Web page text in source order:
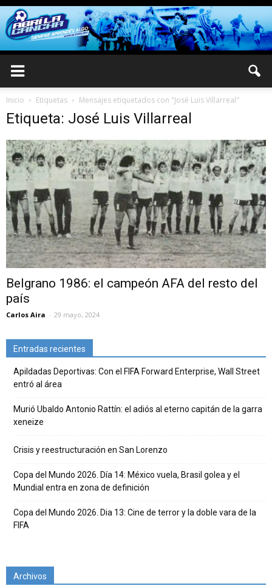
Inicio Etiquetas Mensajes etiquetados con "José Luis Villarreal"
Etiqueta: José Luis Villarreal
Belgrano 1986: el campeón AFA del resto del
país
Carlos Aira - 29 mayo, 2024
Entradas recientes
Apildadas Deportivas: Con el FIFA Forward Enterprise, Wall Street
entró al área
Murió Ubaldo Antonio Rattín: el adiós al eterno capitán de la garra
xeneize
Crisis y reestructuración en San Lorenzo
Copa del Mundo 2026. Día 14: México vuela, Brasil golea y el
Mundial entra en zona de definición
Copa del Mundo 2026. Dia 13: Cine de terror y la doble vara de la
FIFA
Archivos